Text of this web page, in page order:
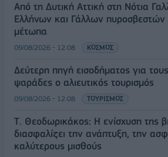
Από τη Δυτική Αττική στη Νότια
Ελλήνων και Γάλλων πυροσβεστών
μέτωπα
09/08/2026 - 12:08 ΚΟΣΜΟΣ
Δεύτερη πηγή εισοδήματος για
ψαράδες ο αλιευτικός τουρισμός
09/08/2026 - 12:08 ΤΟΥΡΙΣΜΟΣ
Τ. Θεοδωρικάκος: Η ενίσχυση της
διασφαλίζει την ανάπτυξη, την
καλύτερους μισθούς